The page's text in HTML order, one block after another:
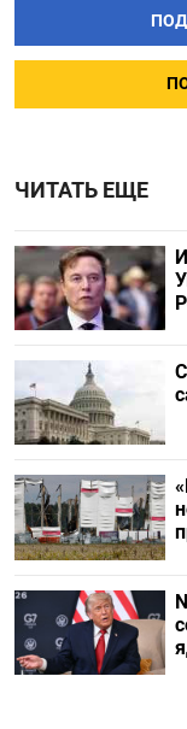
ЧИТАТЬ ЕЩЕ